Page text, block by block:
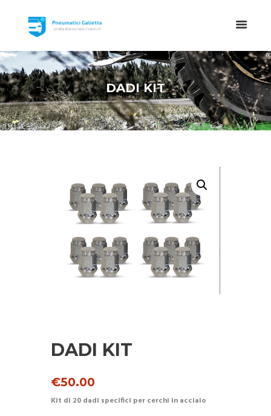
DADI KIT
DADI KIT
€50.00
Kit di 20 dadi specifici per cerchi in acciaio